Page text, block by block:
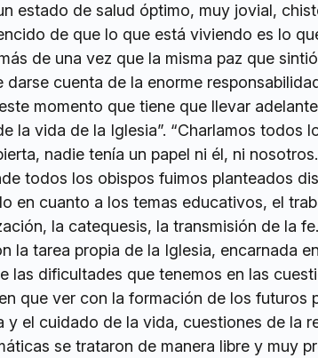
estado de salud óptimo, muy jovial,
de que lo que está viviendo es lo
de una vez que la misma paz que
darse cuenta de la enorme
momento que tiene que llevar
la vida de la Iglesia”. “Charlamos todos
nadie tenía un papel ni él, ni
todos los obispos fuimos planteados
en cuanto a los temas educativos, el
la catequesis, la transmisión de la
la tarea propia de la Iglesia, encarnada
las dificultades que tenemos en las
que ver con la formación de los futuros
y el cuidado de la vida, cuestiones de la
se trataron de manera libre y muy